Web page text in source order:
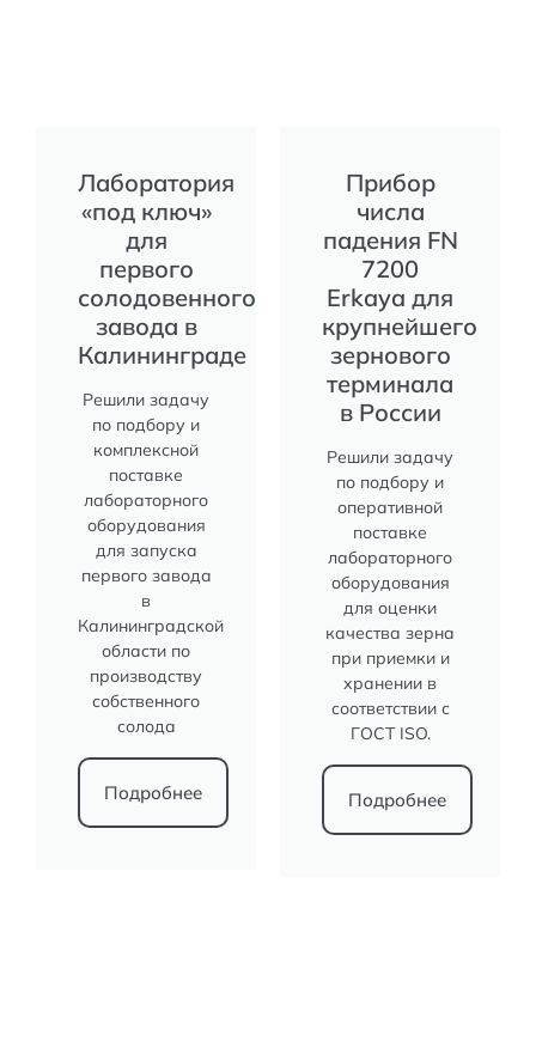
Лаборатория
«под ключ»
для
первого
солодовенного
завода в
Калининграде
Решили задачу
по подбору и
комплексной
поставке
лабораторного
оборудования
для запуска
первого завода
в
Калининградской
области по
производству
собственного
солода
Подробнее
Прибор
числа
падения FN
7200
Erkaya для
крупнейшего
зернового
терминала
в России
Решили задачу
по подбору и
оперативной
поставке
лабораторного
оборудования
для оценки
качества зерна
при приемки и
хранении в
соответствии с
ГОСТ ISO.
Подробнее